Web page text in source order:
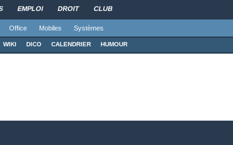
EMPLOI DROIT CLUB
Office Mobiles Systèmes
WIKI DICO CALENDRIER HUMOUR